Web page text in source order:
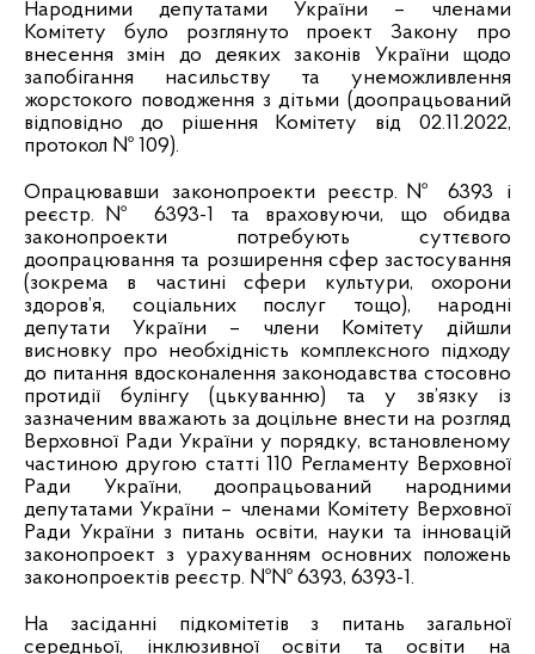
Народними депутатами України – членами
Комітету було розглянуто проект Закону про
внесення змін до деяких законів України щодо
запобігання насильству та унеможливлення
жорстокого поводження з дітьми (доопрацьований
відповідно до рішення Комітету від 02.11.2022,
протокол № 109).
Опрацювавши законопроекти реєстр.№ 6393 і
реєстр.№ 6393-1 та враховуючи, що обидва
законопроекти потребують суттєвого
доопрацювання та розширення сфер застосування
(зокрема в частині сфери культури, охорони
здоров’я, соціальних послуг тощо), народні
депутати України – члени Комітету дійшли
висновку про необхідність комплексного підходу
до питання вдосконалення законодавства стосовно
протидії булінгу (цькуванню) та у зв’язку із
зазначеним вважають за доцільне внести на розгляд
Верховної Ради України у порядку, встановленому
частиною другою статті 110 Регламенту Верховної
Ради України, доопрацьований народними
депутатами України – членами Комітету Верховної
Ради України з питань освіти, науки та інновацій
законопроект з урахуванням основних положень
законопроектів реєстр. №№ 6393, 6393-1.
На засіданні підкомітетів з питань загальної
середньої, інклюзивної освіти та освіти на